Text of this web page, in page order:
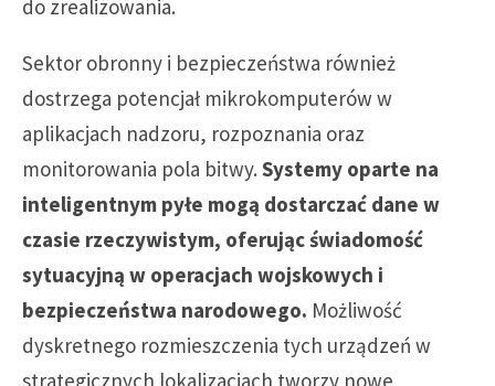
do zrealizowania.
Sektor obronny i bezpieczeństwa również
dostrzega potencjał mikrokomputerów w
aplikacjach nadzoru, rozpoznania oraz
monitorowania pola bitwy. Systemy oparte na
inteligentnym pyłe mogą dostarczać dane w
czasie rzeczywistym, oferując świadomość
sytuacyjną w operacjach wojskowych i
bezpieczeństwa narodowego. Możliwość
dyskretnego rozmieszczenia tych urządzeń w
strategicznych lokalizacjach tworzy nowe